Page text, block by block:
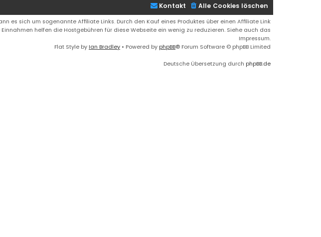
Alle Cookies löschen
Kontakt
es sich um sogenannte Affiliate Links. Durch den Kauf eines Produktes über einen Affiliate Link
helfen die Hostgebühren für diese Webseite ein wenig zu reduzieren. Siehe auch das
Impressum.
Flat Style by Ian Bradley • Powered by phpBB® Forum Software © phpBB Limited
Deutsche Übersetzung durch phpBB.de